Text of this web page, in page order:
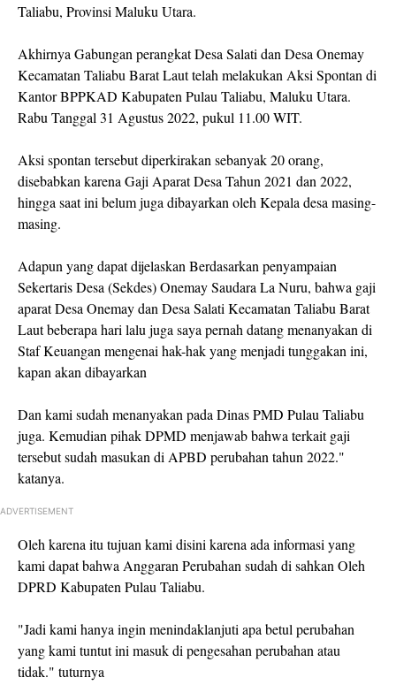
Taliabu, Provinsi Maluku Utara.
Akhirnya Gabungan perangkat Desa Salati dan Desa Onemay
Kecamatan Taliabu Barat Laut telah melakukan Aksi Spontan di
Kantor BPPKAD Kabupaten Pulau Taliabu, Maluku Utara.
Rabu Tanggal 31 Agustus 2022, pukul 11.00 WIT.
Aksi spontan tersebut diperkirakan sebanyak 20 orang,
disebabkan karena Gaji Aparat Desa Tahun 2021 dan 2022,
hingga saat ini belum juga dibayarkan oleh Kepala desa masing-
masing.
Adapun yang dapat dijelaskan Berdasarkan penyampaian
Sekertaris Desa (Sekdes) Onemay Saudara La Nuru, bahwa gaji
aparat Desa Onemay dan Desa Salati Kecamatan Taliabu Barat
Laut beberapa hari lalu juga saya pernah datang menanyakan di
Staf Keuangan mengenai hak-hak yang menjadi tunggakan ini,
kapan akan dibayarkan
Dan kami sudah menanyakan pada Dinas PMD Pulau Taliabu
juga. Kemudian pihak DPMD menjawab bahwa terkait gaji
tersebut sudah masukan di APBD perubahan tahun 2022."
katanya.
ADVERTISEMENT
Oleh karena itu tujuan kami disini karena ada informasi yang
kami dapat bahwa Anggaran Perubahan sudah di sahkan Oleh
DPRD Kabupaten Pulau Taliabu.
"Jadi kami hanya ingin menindaklanjuti apa betul perubahan
yang kami tuntut ini masuk di pengesahan perubahan atau
tidak." tuturnya